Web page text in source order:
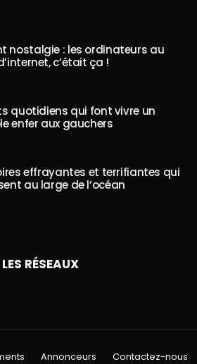
nostalgie : les ordinateurs au
c’était ça !
quotidiens qui font vivre un
enfer aux gauchers
effrayantes et terrifiantes qui
au large de l’océan
RÉSEAUX
Annonceurs
Contactez-nous